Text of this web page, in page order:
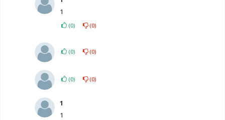
1
(0) (0)
(0) (0)
(0) (0)
1
1